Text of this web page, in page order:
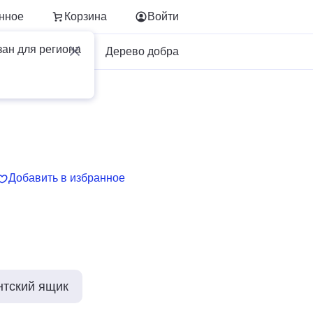
Корзина
для региона
Войти
Для бизнеса Дерево добра
Добавить в избранное
ящик